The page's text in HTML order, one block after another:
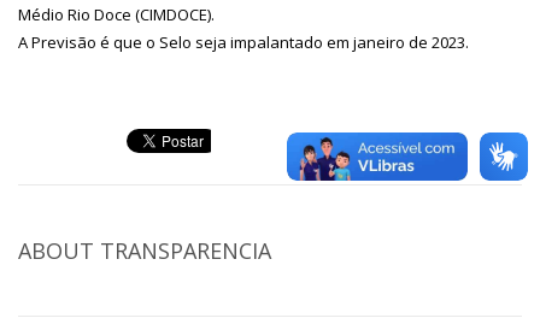
Médio Rio Doce (CIMDOCE).
A Previsão é que o Selo seja impalantado em janeiro de 2023.
ABOUT TRANSPARENCIA